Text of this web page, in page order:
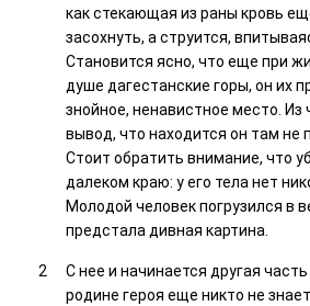
как стекающая из раны кровь
засохнуть, а струится,
Становится ясно, что еще при
душе дагестанские горы, он их
знойное, ненавистное место.
вывод, что находится он там не
Стоит обратить внимание, что
далеком краю: у его тела нет
Молодой человек погрузился в
предстала дивная картина.
С нее и начинается другая
родине героя еще никто не